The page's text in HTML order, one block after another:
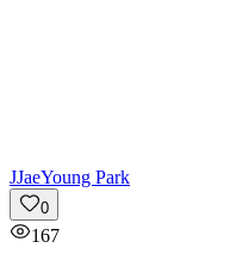
JJaeYoung Park
0
167